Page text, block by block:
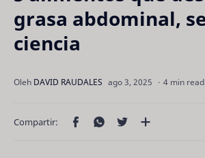
grasa abdominal,
ciencia
4 min read